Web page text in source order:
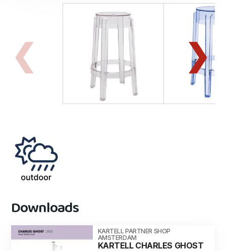
Downloads
KARTELL PARTNER SHOP
AMSTERDAM
KARTELL CHARLES GHOST